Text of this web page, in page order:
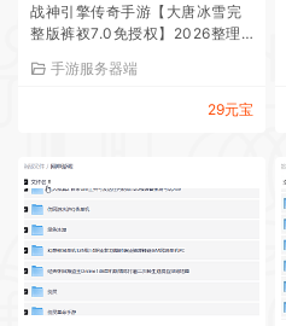
战神引擎传奇手游【大唐冰雪完
整版裤衩7.0免授权】2026整理
+天威大陆+大唐盛世【站长亲
手游服务器端
29元宝